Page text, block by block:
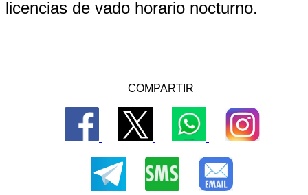
licencias de vado horario nocturno.
COMPARTIR